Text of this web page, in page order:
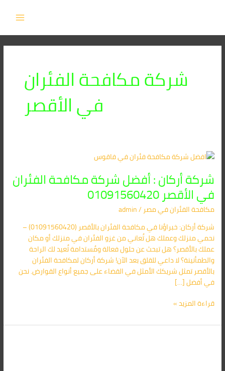
شركة مكافحة الفئران
في الأقصر
شركة أركان : أفضل شركة مكافحة الفئران
في الأقصر 01091560420
مكافحة الفئران​ في مصر/
admin
شركة أركان: خبراؤنا في مكافحة الفئران بالأقصر (01091560420) –
نحمي منزلك وعملك هل تُعاني من غزو الفئران في منزلك أو مكان
عملك بالأقصر؟ هل تبحث عن حلول فعالة ومُستدامة تُعيد لك الراحة
والطمأنينة؟ لا داعي للقلق بعد الآن! شركة أركان لمكافحة الفئران
بالأقصر تمثل شريكك الأمثل في القضاء على جميع أنواع القوارض. نحن
في أفضل […]
شركة
:
أفضل
شركة
مكافحة
الفئران
في
الأقصر
01091560420
قراءة المزيد »